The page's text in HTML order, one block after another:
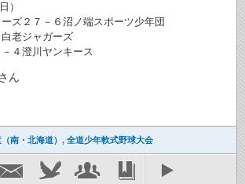
）
ズ２７－６沼ノ端スポーツ少年団
老ジャガーズ
４澄川ヤンキース
ん
南・北海道） , 全道少年軟式野球大会